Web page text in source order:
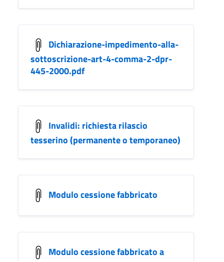
Dichiarazione-impedimento-alla-
sottoscrizione-art-4-comma-2-dpr-
445-2000.pdf
Invalidi: richiesta rilascio
tesserino (permanente o temporaneo)
Modulo cessione fabbricato
Modulo cessione fabbricato a